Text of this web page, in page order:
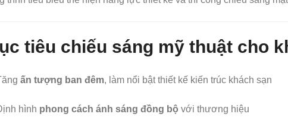
tiêu chiếu sáng mỹ thuật cho
ấn tượng ban đêm, làm nổi bật thiết kế kiến trúc khách sạn
hình phong cách ánh sáng đồng bộ với thương hiệu